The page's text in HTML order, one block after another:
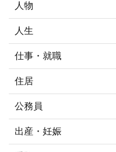
人物
人生
仕事・就職
住居
公務員
出産・妊娠